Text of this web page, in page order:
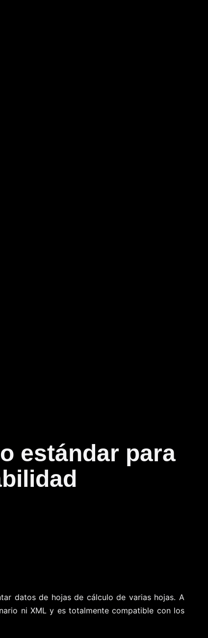
estándar para
datos de hojas de cálculo de varias hojas. A
ni XML y es totalmente compatible con los